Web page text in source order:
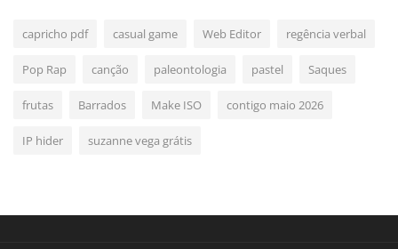
capricho pdf casual game Web Editor regência verbal
Pop Rap canção paleontologia pastel Saques
frutas Barrados Make ISO contigo maio 2026
IP hider suzanne vega grátis